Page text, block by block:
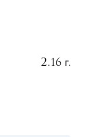
2.16 г.